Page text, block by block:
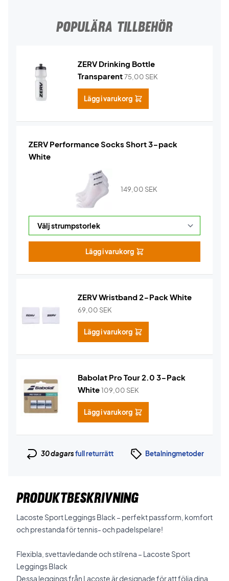
POPULÄRA TILLBEHÖR
ZERV Drinking Bottle
Transparent75,00 SEK
Lägg i varukorg
ZERV Performance Socks Short 3-pack
White
149,00 SEK
Lägg i varukorg
ZERV Wristband 2-Pack White
69,00 SEK
Lägg i varukorg
Babolat Pro Tour 2.0 3-Pack
White109,00 SEK
Lägg i varukorg
30 dagarsfull returrätt Betalningmetoder
PRODUKTBESKRIVNING
Lacoste Sport Leggings Black – perfekt passform, komfort
och prestanda för tennis- och padelspelare!
Flexibla, svettavledande och stilrena – Lacoste Sport
Leggings Black
Dessa leggings från Lacoste är designade för att följa dina